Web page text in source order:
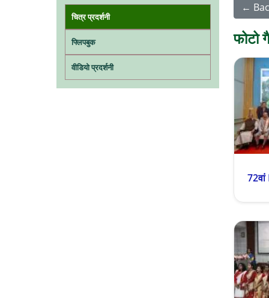
चित्र प्रदर्शनी
फ्लिपबुक
वीडियो प्रदर्शनी
←
फोटो
72वां